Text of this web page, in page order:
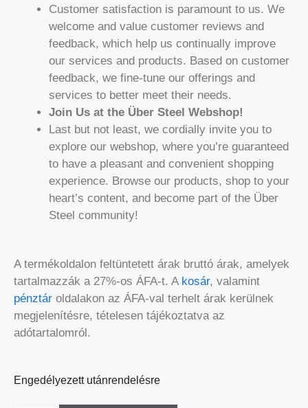
Customer satisfaction is paramount to us. We
welcome and value customer reviews and
feedback, which help us continually improve
our services and products. Based on customer
feedback, we fine-tune our offerings and
services to better meet their needs.
Join Us at the Über Steel Webshop!
Last but not least, we cordially invite you to
explore our webshop, where you’re guaranteed
to have a pleasant and convenient shopping
experience. Browse our products, shop to your
heart’s content, and become part of the Über
Steel community!
A termékoldalon feltüntetett árak bruttó árak, amelyek
tartalmazzák a 27%-os ÁFA-t. A kosár, valamint
pénztár oldalakon az ÁFA-val terhelt árak kerülnek
megjelenítésre, tételesen tájékoztatva az
adótartalomról.
Engedélyezett utánrendelésre